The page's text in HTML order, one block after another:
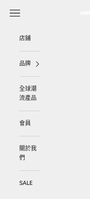
選單
店鋪
品牌
全球潮
流產品
會員
關於我
們
SALE